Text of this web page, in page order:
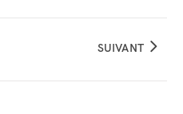
SUIVANT